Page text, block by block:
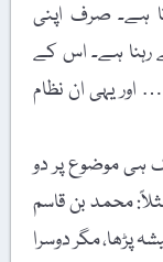
ہے۔ صرف اپنی
رہنا ہے۔ اس کے
اور یہی ان نظام
ہی موضوع پر دو
محمد بن قاسم
پڑھا، مگر دوسرا